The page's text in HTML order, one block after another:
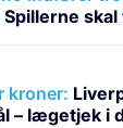
Spillerne
kroner:
– lægetjek i